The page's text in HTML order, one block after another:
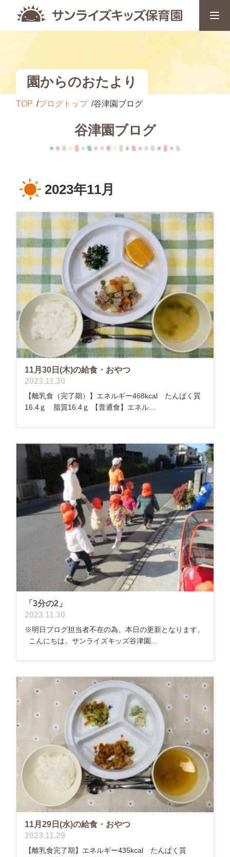
園からのおたより
TOP ブログトップ 谷津園ブログ
谷津園ブログ
2023年11月
11月30日(木)の給食・おやつ
2023.11.30
【離乳食（完了期）】エネルギー468kcal たんぱく質
16.4ｇ 脂質16.4ｇ 【普通食】エネル...
「3分の2」
2023.11.30
※明日ブログ担当者不在の為、本日の更新となります。
こんにちは。サンライズキッズ谷津園...
11月29日(水)の給食・おやつ
2023.11.29
【離乳食完了期】エネルギー435kcal たんぱく質